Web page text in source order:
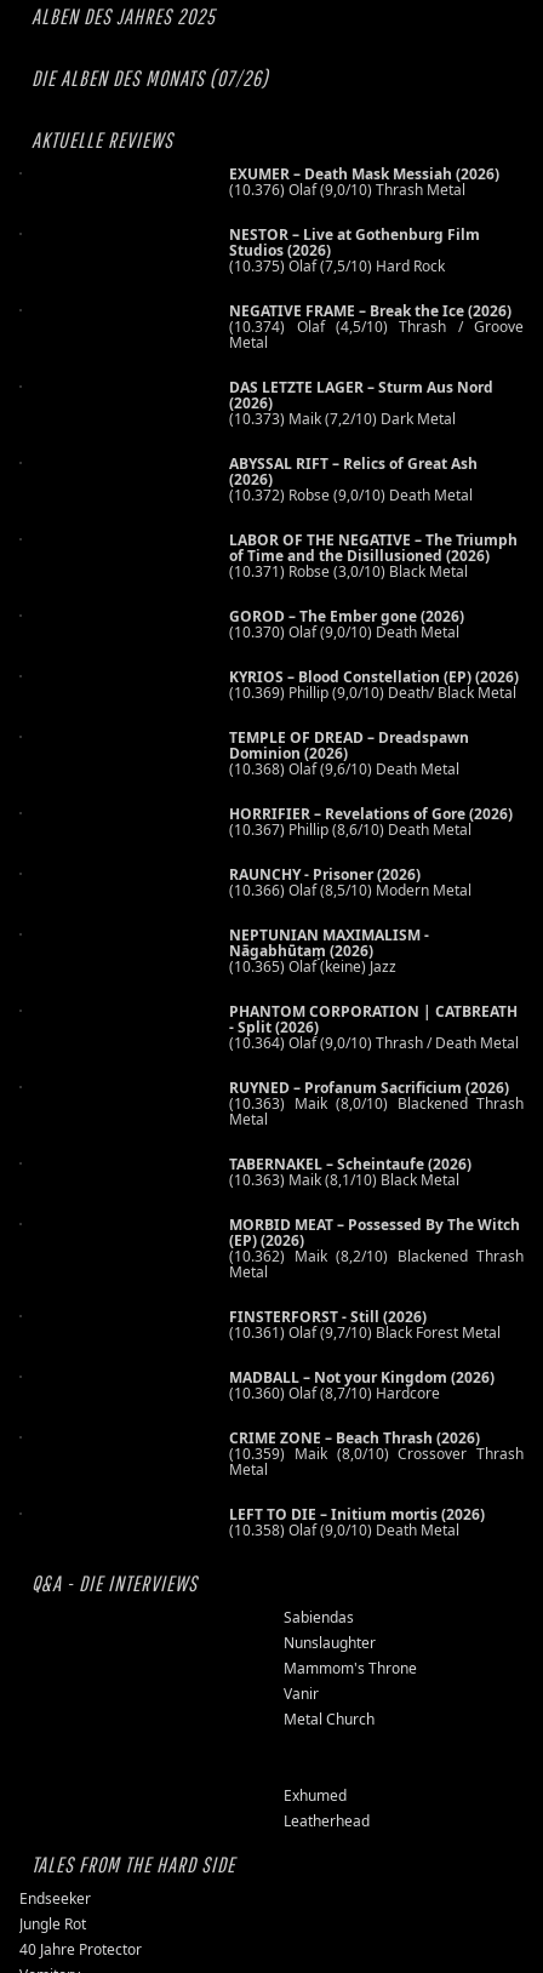
ALBEN DES JAHRES 2025
DIE ALBEN DES MONATS (07/26)
AKTUELLE REVIEWS
EXUMER – Death Mask Messiah (2026)
(10.376) Olaf (9,0/10) Thrash Metal
NESTOR – Live at Gothenburg Film
Studios (2026)
(10.375) Olaf (7,5/10) Hard Rock
NEGATIVE FRAME – Break the Ice (2026)
(10.374) Olaf (4,5/10) Thrash / Groove
Metal
DAS LETZTE LAGER – Sturm Aus Nord
(2026)
(10.373) Maik (7,2/10) Dark Metal
ABYSSAL RIFT – Relics of Great Ash
(2026)
(10.372) Robse (9,0/10) Death Metal
LABOR OF THE NEGATIVE – The Triumph
of Time and the Disillusioned (2026)
(10.371) Robse (3,0/10) Black Metal
GOROD – The Ember gone (2026)
(10.370) Olaf (9,0/10) Death Metal
KYRIOS – Blood Constellation (EP) (2026)
(10.369) Phillip (9,0/10) Death/ Black Metal
TEMPLE OF DREAD – Dreadspawn
Dominion (2026)
(10.368) Olaf (9,6/10) Death Metal
HORRIFIER – Revelations of Gore (2026)
(10.367) Phillip (8,6/10) Death Metal
RAUNCHY - Prisoner (2026)
(10.366) Olaf (8,5/10) Modern Metal
NEPTUNIAN MAXIMALISM -
Nāgabhūtaṃ (2026)
(10.365) Olaf (keine) Jazz
PHANTOM CORPORATION | CATBREATH
- Split (2026)
(10.364) Olaf (9,0/10) Thrash / Death Metal
RUYNED – Profanum Sacrificium (2026)
(10.363) Maik (8,0/10) Blackened Thrash
Metal
TABERNAKEL – Scheintaufe (2026)
(10.363) Maik (8,1/10) Black Metal
MORBID MEAT – Possessed By The Witch
(EP) (2026)
(10.362) Maik (8,2/10) Blackened Thrash
Metal
FINSTERFORST - Still (2026)
(10.361) Olaf (9,7/10) Black Forest Metal
MADBALL – Not your Kingdom (2026)
(10.360) Olaf (8,7/10) Hardcore
CRIME ZONE – Beach Thrash (2026)
(10.359) Maik (8,0/10) Crossover Thrash
Metal
LEFT TO DIE – Initium mortis (2026)
(10.358) Olaf (9,0/10) Death Metal
Q&A - DIE INTERVIEWS
Sabiendas
Nunslaughter
Mammom's Throne
Vanir
Metal Church
Exhumed
Leatherhead
TALES FROM THE HARD SIDE
Endseeker
Jungle Rot
40 Jahre Protector